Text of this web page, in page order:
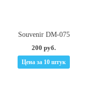
Souvenir DM-075
200 руб.
Цена за 10 штук